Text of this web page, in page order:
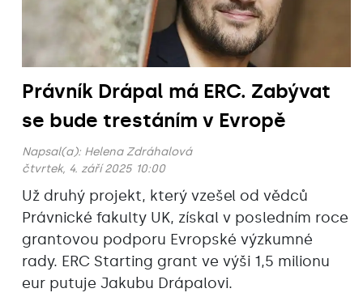
Právník Drápal má ERC. Zabývat
se bude trestáním v Evropě
Napsal(a): Helena Zdráhalová
čtvrtek, 4. září 2025 10:00
Už druhý projekt, který vzešel od vědců
Právnické fakulty UK, získal v posledním roce
grantovou podporu Evropské výzkumné
rady. ERC Starting grant ve výši 1,5 milionu
eur putuje Jakubu Drápalovi.